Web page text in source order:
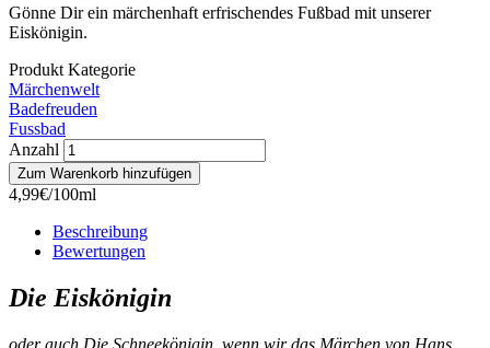
Gönne Dir ein märchenhaft erfrischendes Fußbad mit unserer
Eiskönigin.
Produkt Kategorie
Märchenwelt
Badefreuden
Fussbad
Anzahl
4,99€/100ml
Beschreibung
Bewertungen
Die Eiskönigin
oder auch Die Schneekönigin, wenn wir das Märchen von Hans